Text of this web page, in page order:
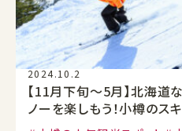
2024.10.2
【11月下旬～5月】北海道
ノーを楽しもう！小樽のス